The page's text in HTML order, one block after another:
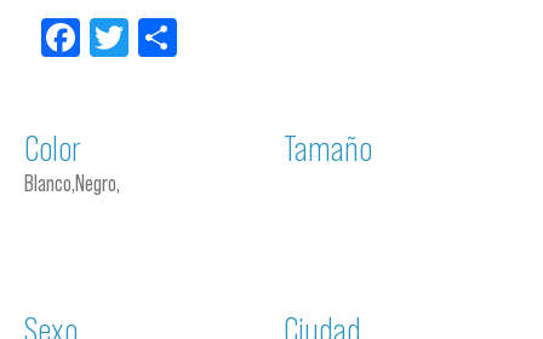
Facebook
Twitter
Color
Blanco,Negro,
Tamaño
Sexo Ciudad